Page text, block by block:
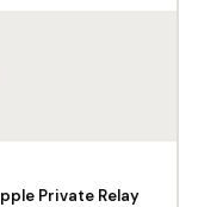
Private Relay